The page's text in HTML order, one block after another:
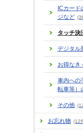
ICカード
ジなど
タッチ決
デジタル
お得なき
車内への
転車等）
その他
お忘れ物 (12